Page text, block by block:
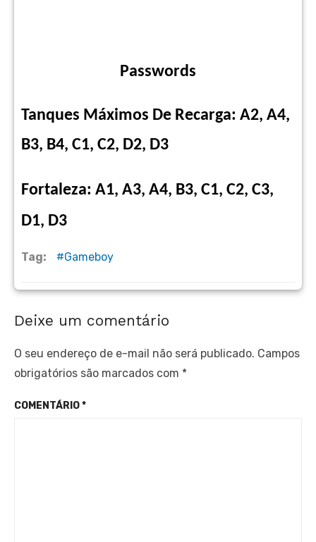
Passwords
Tanques Máximos De Recarga: A2, A4,
B3, B4, C1, C2, D2, D3
Fortaleza: A1, A3, A4, B3, C1, C2, C3,
D1, D3
Tag: Gameboy
Deixe um comentário
O seu endereço de e-mail não será publicado. Campos
obrigatórios são marcados com *
COMENTÁRIO*